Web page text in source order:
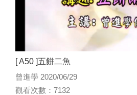
[ A50 ]五餅二魚
曾進學 2020/06/29
觀看次數：7132